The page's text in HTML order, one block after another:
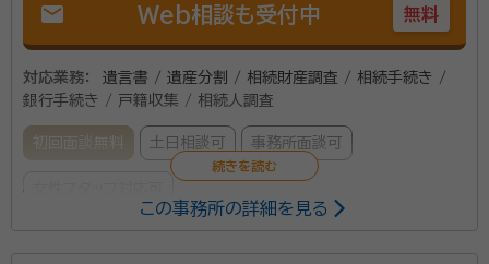
mail Web相談も受付中 無料
対応業務：
遺言書 / 遺産分割 / 相続財産調査 / 相続手続き /
銀行手続き / 戸籍収集 / 相続人調査
初回面談無料 土日相談可 事務所面談可
この事務所の詳細を見る